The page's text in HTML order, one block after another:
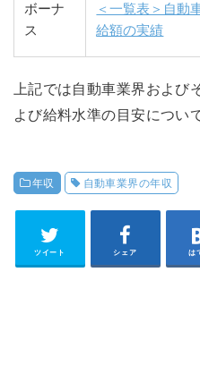
ボーナ
ス
＜一覧表＞自動
給額の実績
上記では自動車業界および
よび給料水準の目安につい
年収 自動車業界の年収
ツイート シェア は